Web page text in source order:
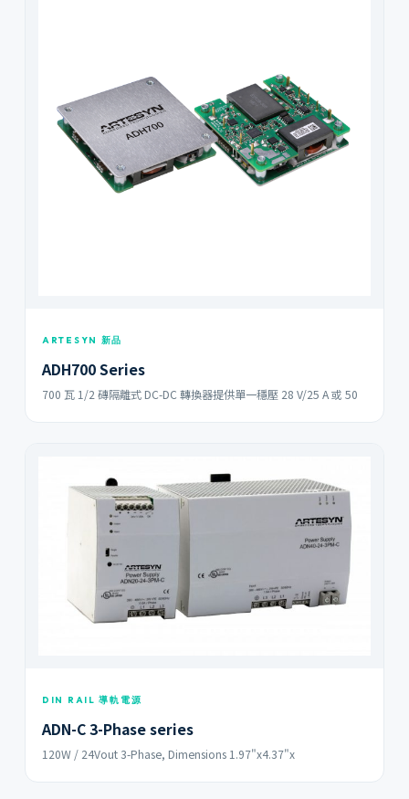
ARTESYN 新品
ADH700 Series
700 瓦 1/2 磚隔離式 DC-DC 轉換器提供單一穩壓 28 V/25 A 或 50
DIN RAIL 導軌電源
ADN-C 3-Phase series
120W / 24Vout 3-Phase, Dimensions 1.97"x4.37"x